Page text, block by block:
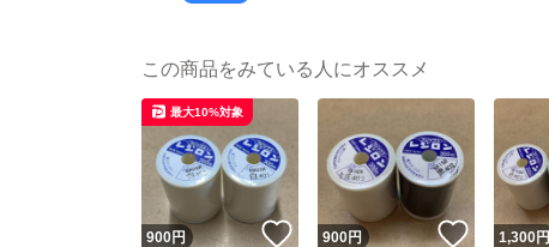
この商品をみている人にオススメ
900円 いいね！
最大10%対象
900円 いいね！
1,300円